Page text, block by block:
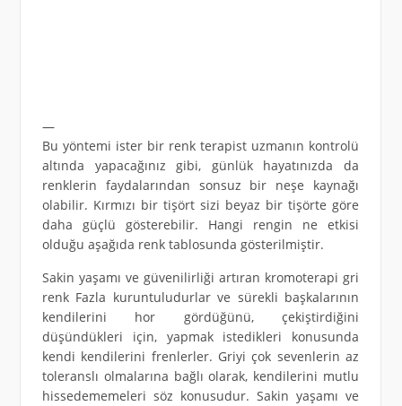
—
Bu yöntemi ister bir renk terapist uzmanın kontrolü
altında yapacağınız gibi, günlük hayatınızda da
renklerin faydalarından sonsuz bir neşe kaynağı
olabilir. Kırmızı bir tişört sizi beyaz bir tişörte göre
daha güçlü gösterebilir. Hangi rengin ne etkisi
olduğu aşağıda renk tablosunda gösterilmiştir.
Sakin yaşamı ve güvenilirliği artıran kromoterapi gri
renk Fazla kuruntuludurlar ve sürekli başkalarının
kendilerini hor gördüğünü, çekiştirdiğini
düşündükleri için, yapmak istedikleri konusunda
kendi kendilerini frenlerler. Griyi çok sevenlerin az
toleranslı olmalarına bağlı olarak, kendilerini mutlu
hissedememeleri söz konusudur. Sakin yaşamı ve